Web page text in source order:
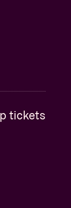
tickets